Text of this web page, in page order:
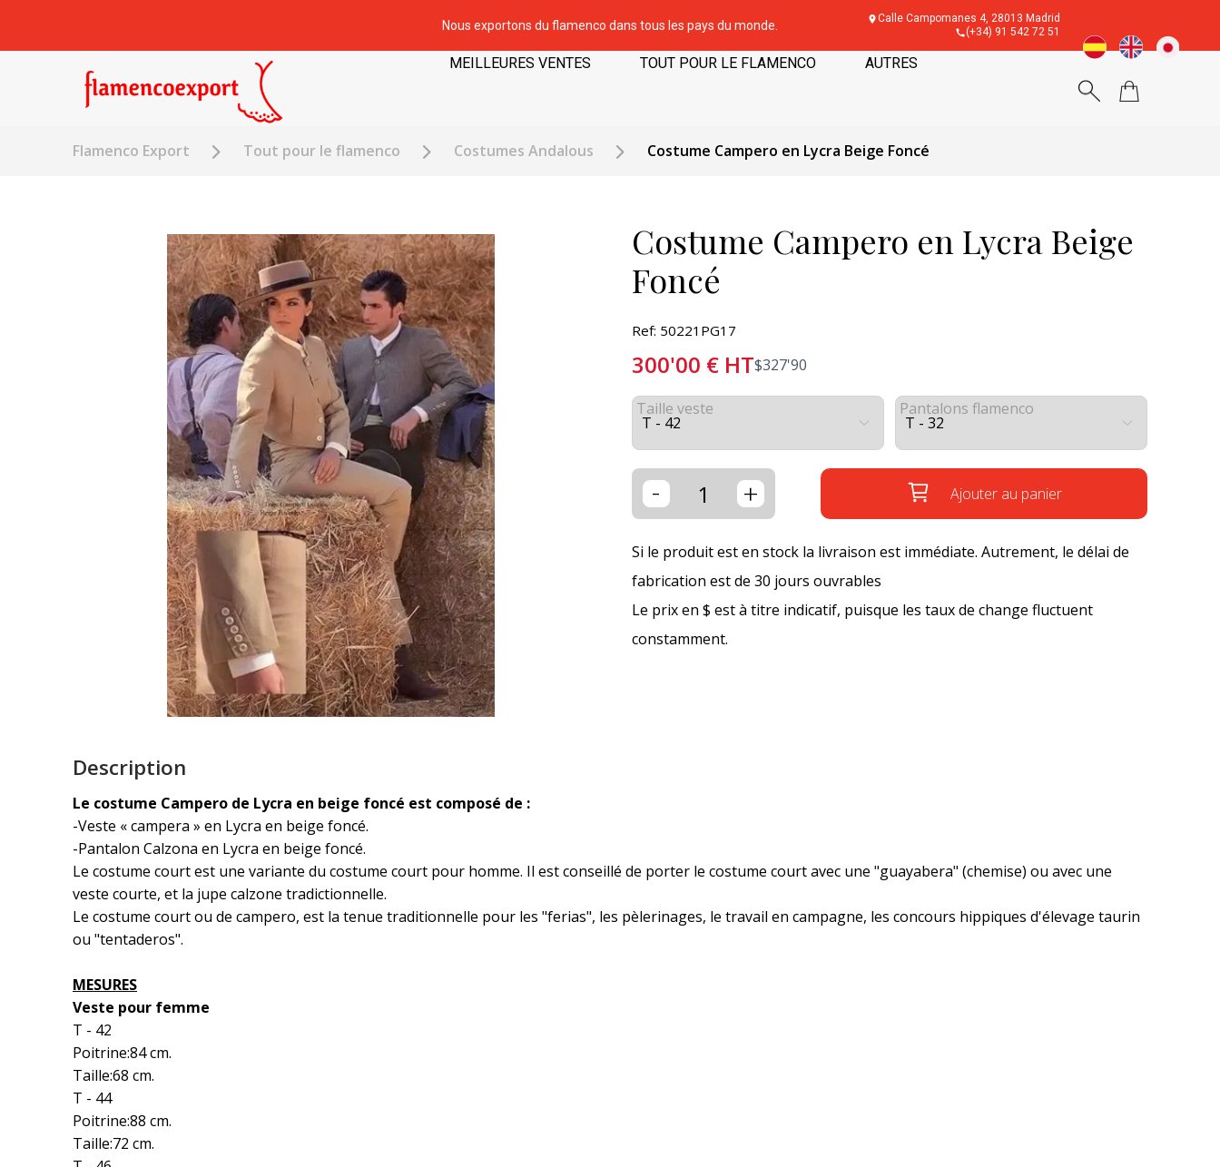
Nous exportons du flamenco dans tous les pays du monde.
Calle Campomanes 4, 28013 Madrid
(+34) 91 542 72 51
MEILLEURES VENTES TOUT POUR LE FLAMENCO AUTRES
Flamenco Export Tout pour le flamenco Costumes Andalous Costume Campero en Lycra Beige Foncé
Costume Campero en Lycra Beige
Foncé
Ref: 50221PG17
300'00 € HT$327'90
Taille veste Pantalons flamenco
- + Ajouter au panier
Si le produit est en stock la livraison est immédiate. Autrement, le délai de
fabrication est de 30 jours ouvrables
Le prix en $ est à titre indicatif, puisque les taux de change fluctuent
constamment.
Description
Le costume Campero de Lycra en beige foncé est composé de :
-Veste « campera » en Lycra en beige foncé.
-Pantalon Calzona en Lycra en beige foncé.
Le costume courtest une variante du costume court pour homme. Il est conseillé de porter le costume court avec une "guayabera" (chemise) ou avec une
veste courte, et la jupe calzone tradictionnelle.
Le costume court ou de campero, est la tenue traditionnelle pour les "ferias", les pèlerinages, le travail en campagne, les concours hippiques d'élevage taurin
ou "tentaderos".
MESURES
Veste pour femme
T - 42
Poitrine:84 cm.
Taille:68 cm.
T - 44
Poitrine:88 cm.
Taille:72 cm.